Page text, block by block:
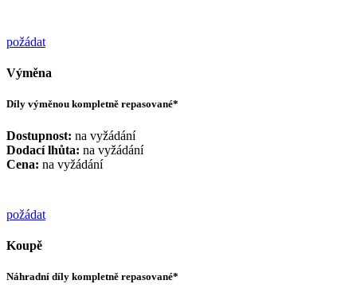
požádat
Výměna
Díly výměnou kompletně repasované*
Dostupnost: na vyžádání
Dodací lhůta: na vyžádání
Cena: na vyžádání
požádat
Koupě
Náhradní díly kompletně repasované*